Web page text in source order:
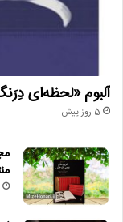
آلبوم «لحظه‌ای
5 روز پیش